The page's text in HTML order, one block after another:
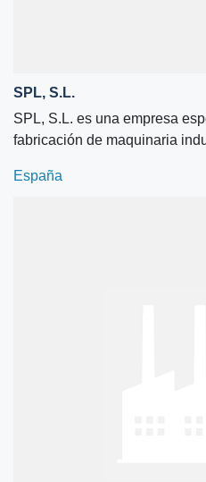
SPL, S.L.
SPL, S.L. es una empresa
fabricación de maquinaria
España